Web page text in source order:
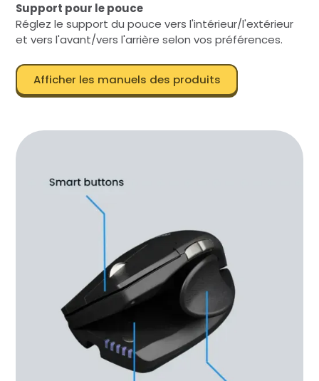
Support pour le pouce
Réglez le support du pouce vers l'intérieur/l'extérieur
et vers l'avant/vers l'arrière selon vos préférences.
Afficher les manuels des produits